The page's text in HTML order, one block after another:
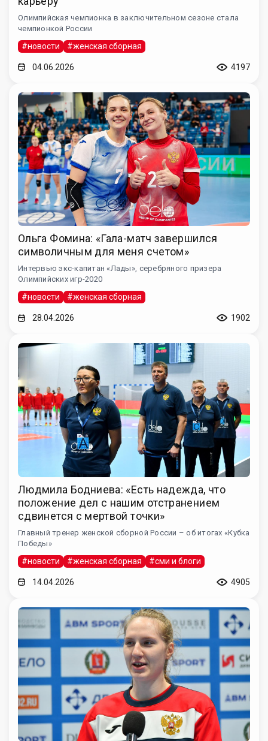
Олимпийская чемпионка в заключительном сезоне стала
чемпионкой России
#новости #женская сборная
04.06.2026 4197
Ольга Фомина: «Гала-матч завершился
символичным для меня счетом»
Интервью экс-капитан «Лады», серебряного призера
Олимпийских игр-2020
#новости #женская сборная
28.04.2026 1902
Людмила Бодниева: «Есть надежда, что
положение дел с нашим отстранением
сдвинется с мертвой точки»
Главный тренер женской сборной России – об итогах «Кубка
Победы»
#новости #женская сборная #сми и блоги
14.04.2026 4905